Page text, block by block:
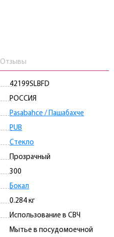
Отзывы
42199SLBFD
РОССИЯ
Pasabahce / Пашабахче
PUB
Стекло
Прозрачный
300
Бокал
0.284 кг
Использование в СВЧ
Мытье в посудомоечной